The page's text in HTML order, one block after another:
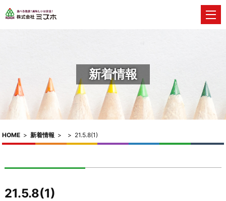
新着情報
HOME > 新着情報 > > 21.5.8(1)
21.5.8(1)